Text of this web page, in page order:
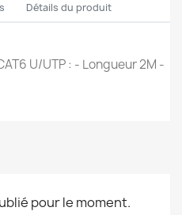
Détails du produit
U/UTP : - Longueur 2M -
pour le moment.